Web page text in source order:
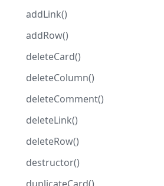
addLink()
addRow()
deleteCard()
deleteColumn()
deleteComment()
deleteLink()
deleteRow()
destructor()